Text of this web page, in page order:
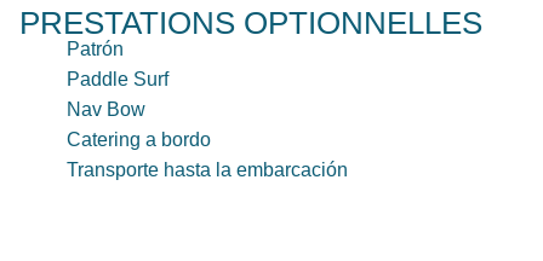
PRESTATIONS OPTIONNELLES
Patrón
Paddle Surf
Nav Bow
Catering a bordo
Transporte hasta la embarcación